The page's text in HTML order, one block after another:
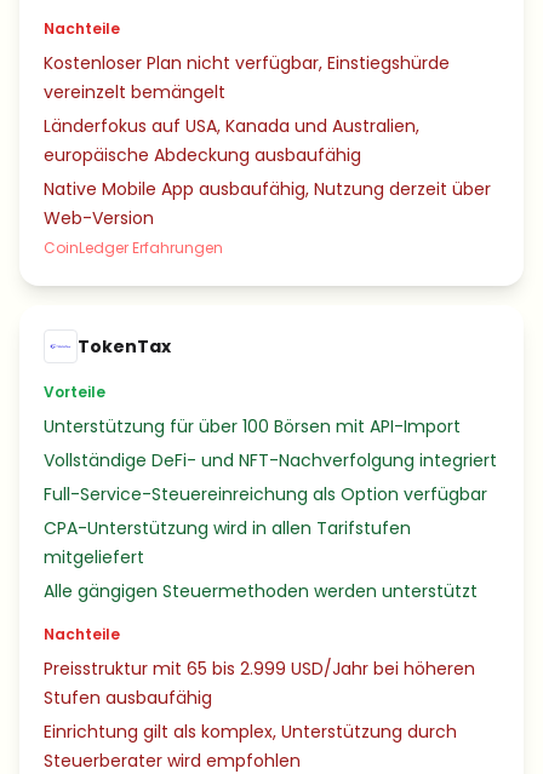
Nachteile
Kostenloser Plan nicht verfügbar, Einstiegshürde
vereinzelt bemängelt
Länderfokus auf USA, Kanada und Australien,
europäische Abdeckung ausbaufähig
Native Mobile App ausbaufähig, Nutzung derzeit über
Web-Version
CoinLedger Erfahrungen
TokenTax
Vorteile
Unterstützung für über 100 Börsen mit API-Import
Vollständige DeFi- und NFT-Nachverfolgung integriert
Full-Service-Steuereinreichung als Option verfügbar
CPA-Unterstützung wird in allen Tarifstufen
mitgeliefert
Alle gängigen Steuermethoden werden unterstützt
Nachteile
Preisstruktur mit 65 bis 2.999 USD/Jahr bei höheren
Stufen ausbaufähig
Einrichtung gilt als komplex, Unterstützung durch
Steuerberater wird empfohlen